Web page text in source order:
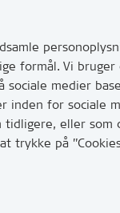
Cookies
Databeskyttelse
CVR, EAN og
formål. Vi
medier
for sociale
eller
på